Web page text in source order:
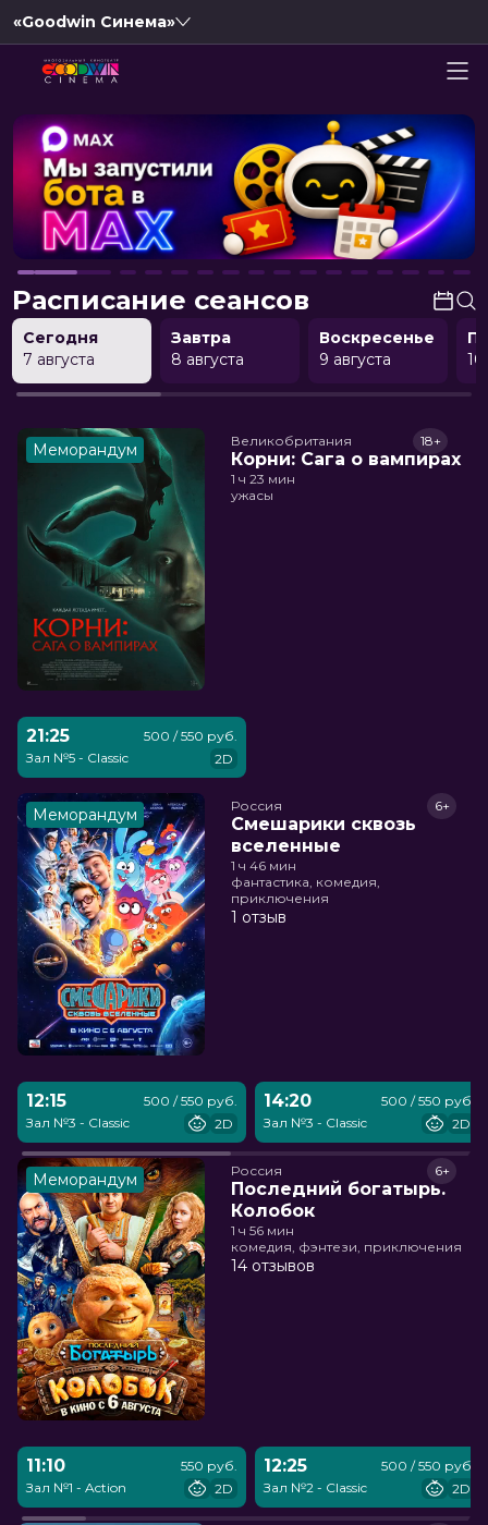
«Goodwin Синема»
Расписание сеансов
Сегодня
7 августа
Завтра
8 августа
Воскресенье
9 августа
10
Меморандум Великобритания
Корни: Сага о вампирах
18+
1 ч 23 мин
ужасы
21:25
Зал №5 - Classic
500 / 550 руб.
2D
Меморандум Россия
Смешарики сквозь
вселенные
6+
1 ч 46 мин
фантастика, комедия,
приключения
1 отзыв
12:15
Зал №3 - Classic
500 / 550 руб.
2D
14:20
Зал №3 - Classic
500 / 550 руб.
2D
Меморандум Россия
Последний богатырь.
Колобок
6+
1 ч 56 мин
комедия, фэнтези, приключения
14 отзывов
11:10
Зал №1 - Action
550 руб.
2D
12:25
Зал №2 - Classic
500 / 550 руб.
2D